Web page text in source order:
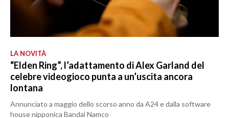
LA NOVITÀ
“Elden Ring”, l’adattamento di Alex Garland del
celebre videogioco punta a un’uscita ancora
lontana
Annunciato a maggio dello scorso anno da A24 e dalla software
house nipponica Bandai Namco